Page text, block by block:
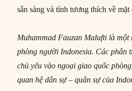
sẵn sàng và tính tương thích về
Muhammad Fauzan Malufti là một
phòng người Indonesia. Các phân
chủ yếu vào ngoại giao quốc
quan hệ dân sự – quân sự của